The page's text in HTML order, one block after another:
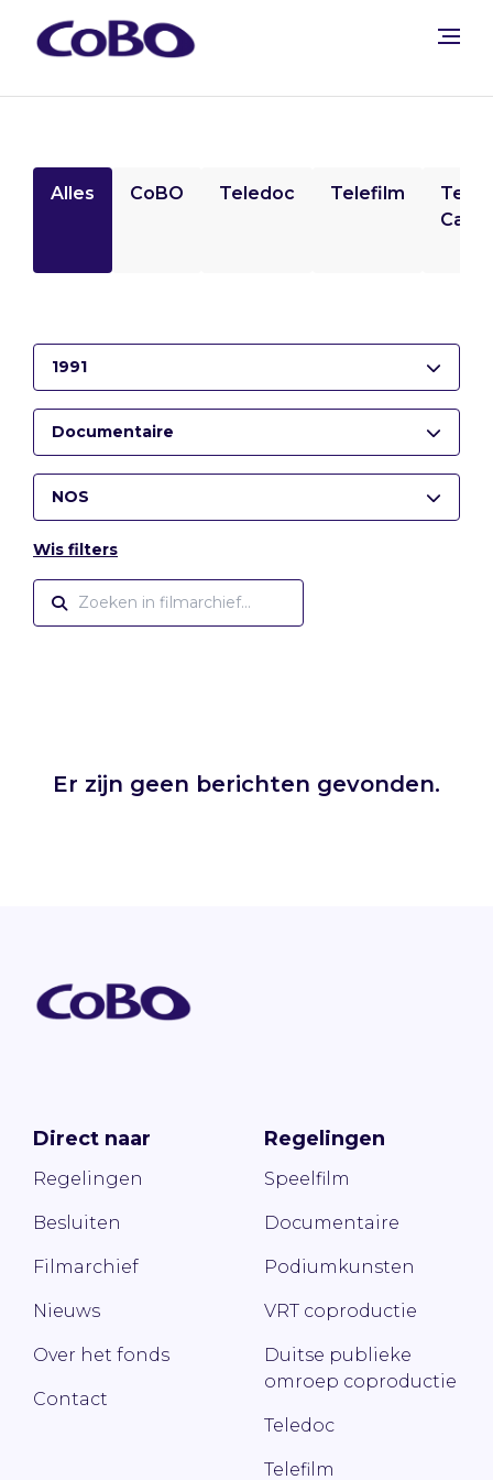
Alles CoBO Teledoc Telefilm
1991
Documentaire
NOS
Wis filters
Er zijn geen berichten gevonden.
Direct naar
Regelingen
Besluiten
Filmarchief
Nieuws
Over het fonds
Contact
Regelingen
Speelfilm
Documentaire
Podiumkunsten
VRT coproductie
Duitse publieke
omroep coproductie
Teledoc
Telefilm